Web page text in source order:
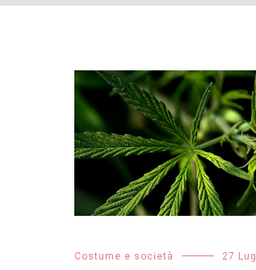
Costume e società 27